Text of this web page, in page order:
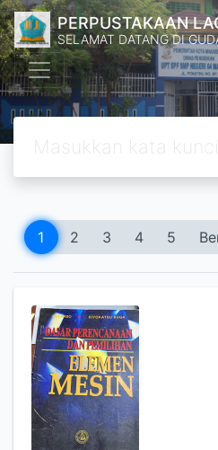
PERPUSTAKAAN
SELAMAT DATANG DI
1 2 3 4 5